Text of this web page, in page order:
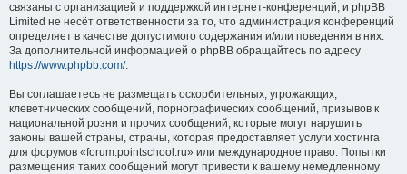
связаны с организацией и поддержкой интернет-конференций, и phpBB
Limited не несёт ответственности за то, что администрация конференций
определяет в качестве допустимого содержания и/или поведения в них.
За дополнительной информацией о phpBB обращайтесь по адресу
https://www.phpbb.com/.
Вы соглашаетесь не размещать оскорбительных, угрожающих,
клеветнических сообщений, порнографических сообщений, призывов к
национальной розни и прочих сообщений, которые могут нарушить
законы вашей страны, страны, которая предоставляет услуги хостинга
для форумов «forum.pointschool.ru» или международное право. Попытки
размещения таких сообщений могут привести к вашему немедленному